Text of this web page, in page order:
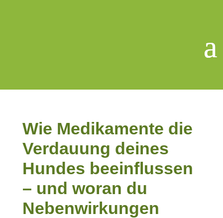
Wie Medikamente die
Verdauung deines
Hundes beeinflussen
– und woran du
Nebenwirkungen